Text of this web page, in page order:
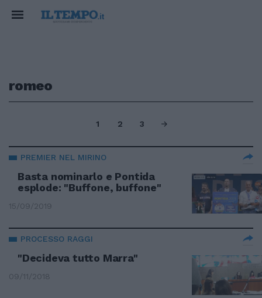
romeo
1 2 3
PREMIER NEL MIRINO
Basta nominarlo e Pontida
esplode: "Buffone, buffone"
15/09/2019
PROCESSO RAGGI
"Decideva tutto Marra"
09/11/2018